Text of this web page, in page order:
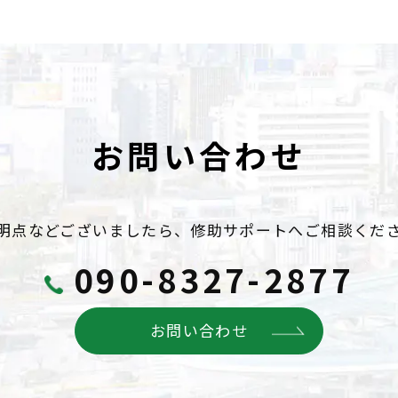
お問い合わせ
点などございましたら、修助サポートへご相談くだ
090-8327-2877
お問い合わせ